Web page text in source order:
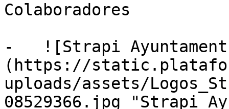
Colaboradores
-   ![Strapi
(https://
uploads/assets/
08529366.jpg "Strapi